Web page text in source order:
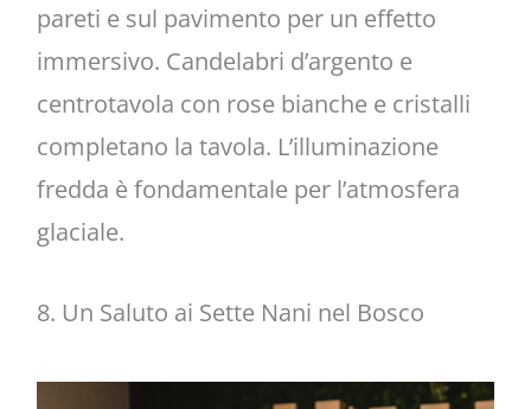
pareti e sul pavimento per un effetto
immersivo. Candelabri d’argento e
centrotavola con rose bianche e cristalli
completano la tavola. L’illuminazione
fredda è fondamentale per l’atmosfera
glaciale.
8. Un Saluto ai Sette Nani nel Bosco